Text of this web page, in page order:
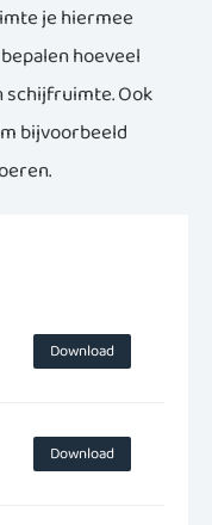
je hiermee
hoeveel
schijfruimte. Ook
bijvoorbeeld
Download
Download